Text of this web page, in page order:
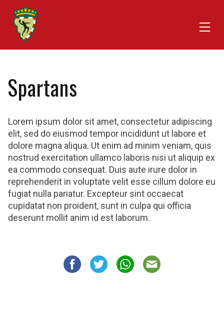
Spartans
Lorem ipsum dolor sit amet, consectetur adipiscing
elit, sed do eiusmod tempor incididunt ut labore et
dolore magna aliqua. Ut enim ad minim veniam, quis
nostrud exercitation ullamco laboris nisi ut aliquip ex
ea commodo consequat. Duis aute irure dolor in
reprehenderit in voluptate velit esse cillum dolore eu
fugiat nulla pariatur. Excepteur sint occaecat
cupidatat non proident, sunt in culpa qui officia
deserunt mollit anim id est laborum.